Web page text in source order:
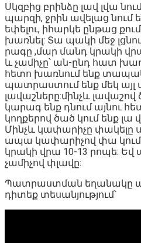
Սկզբից բրինձը լավ լվա
պարզի, ջրին ավելաց նում
եփելու, իհարկե ընթաց
խառնել: Տա պակի մեջ
րագը ,մար մանդ կրակի
և չամիչը՝ ան-ընդ հատ
հետո խառնում ենք
պատրաստում ենք մեկ այլ
լավաշները:մինչև
կարագ ենք դնում այնու
կողքերով ծած կում ենք լա
Մինչև կափարիչը փակելը
ապա կափարիչով փա կում
կրակի վրա 10-13 րոպե:
չամիչով փլավը:
Պատրաստման եղանակը
դիտեք տեսանյությում՝